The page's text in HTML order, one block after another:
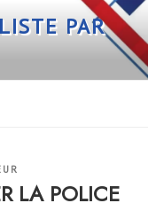
PAR
LA POLICE